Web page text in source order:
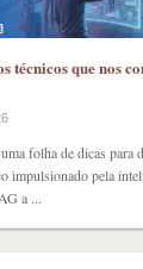
técnicos que nos
folha de dicas para
impulsionado pela
a ...